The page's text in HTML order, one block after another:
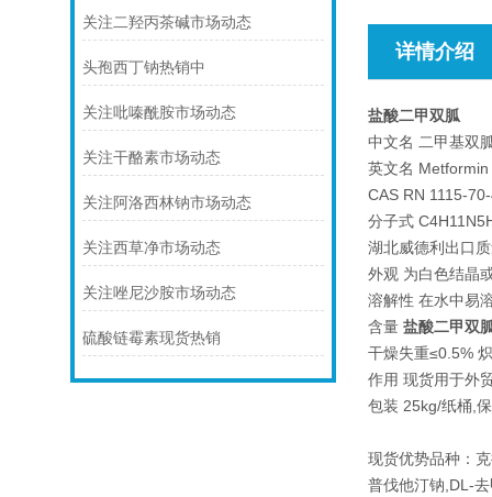
关注二羟丙茶碱市场动态
头孢西丁钠热销中
关注吡嗪酰胺市场动态
关注干酪素市场动态
关注阿洛西林钠市场动态
关注西草净市场动态
关注唑尼沙胺市场动态
硫酸链霉素现货热销
详情介绍
盐酸二甲双胍
中文名 二甲基双
英文名 Metformin
CAS RN 1115-
分子式
湖北威德利出口
外观 为白色结晶
溶解性 在水中易
含量 盐酸二甲双
干燥失重≤0.5%
作用 现货用于外
包装 25kg/纸桶,
现货优势品种：
普伐他汀钠,DL-